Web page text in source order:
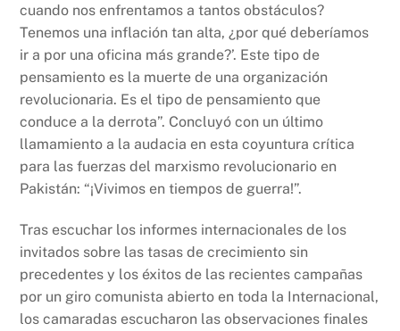
cuando nos enfrentamos a tantos obstáculos?
Tenemos una inflación tan alta, ¿por qué deberíamos
ir a por una oficina más grande?’. Este tipo de
pensamiento es la muerte de una organización
revolucionaria. Es el tipo de pensamiento que
conduce a la derrota”. Concluyó con un último
llamamiento a la audacia en esta coyuntura crítica
para las fuerzas del marxismo revolucionario en
Pakistán: “¡Vivimos en tiempos de guerra!”.
Tras escuchar los informes internacionales de los
invitados sobre las tasas de crecimiento sin
precedentes y los éxitos de las recientes campañas
por un giro comunista abierto en toda la Internacional,
los camaradas escucharon las observaciones finales